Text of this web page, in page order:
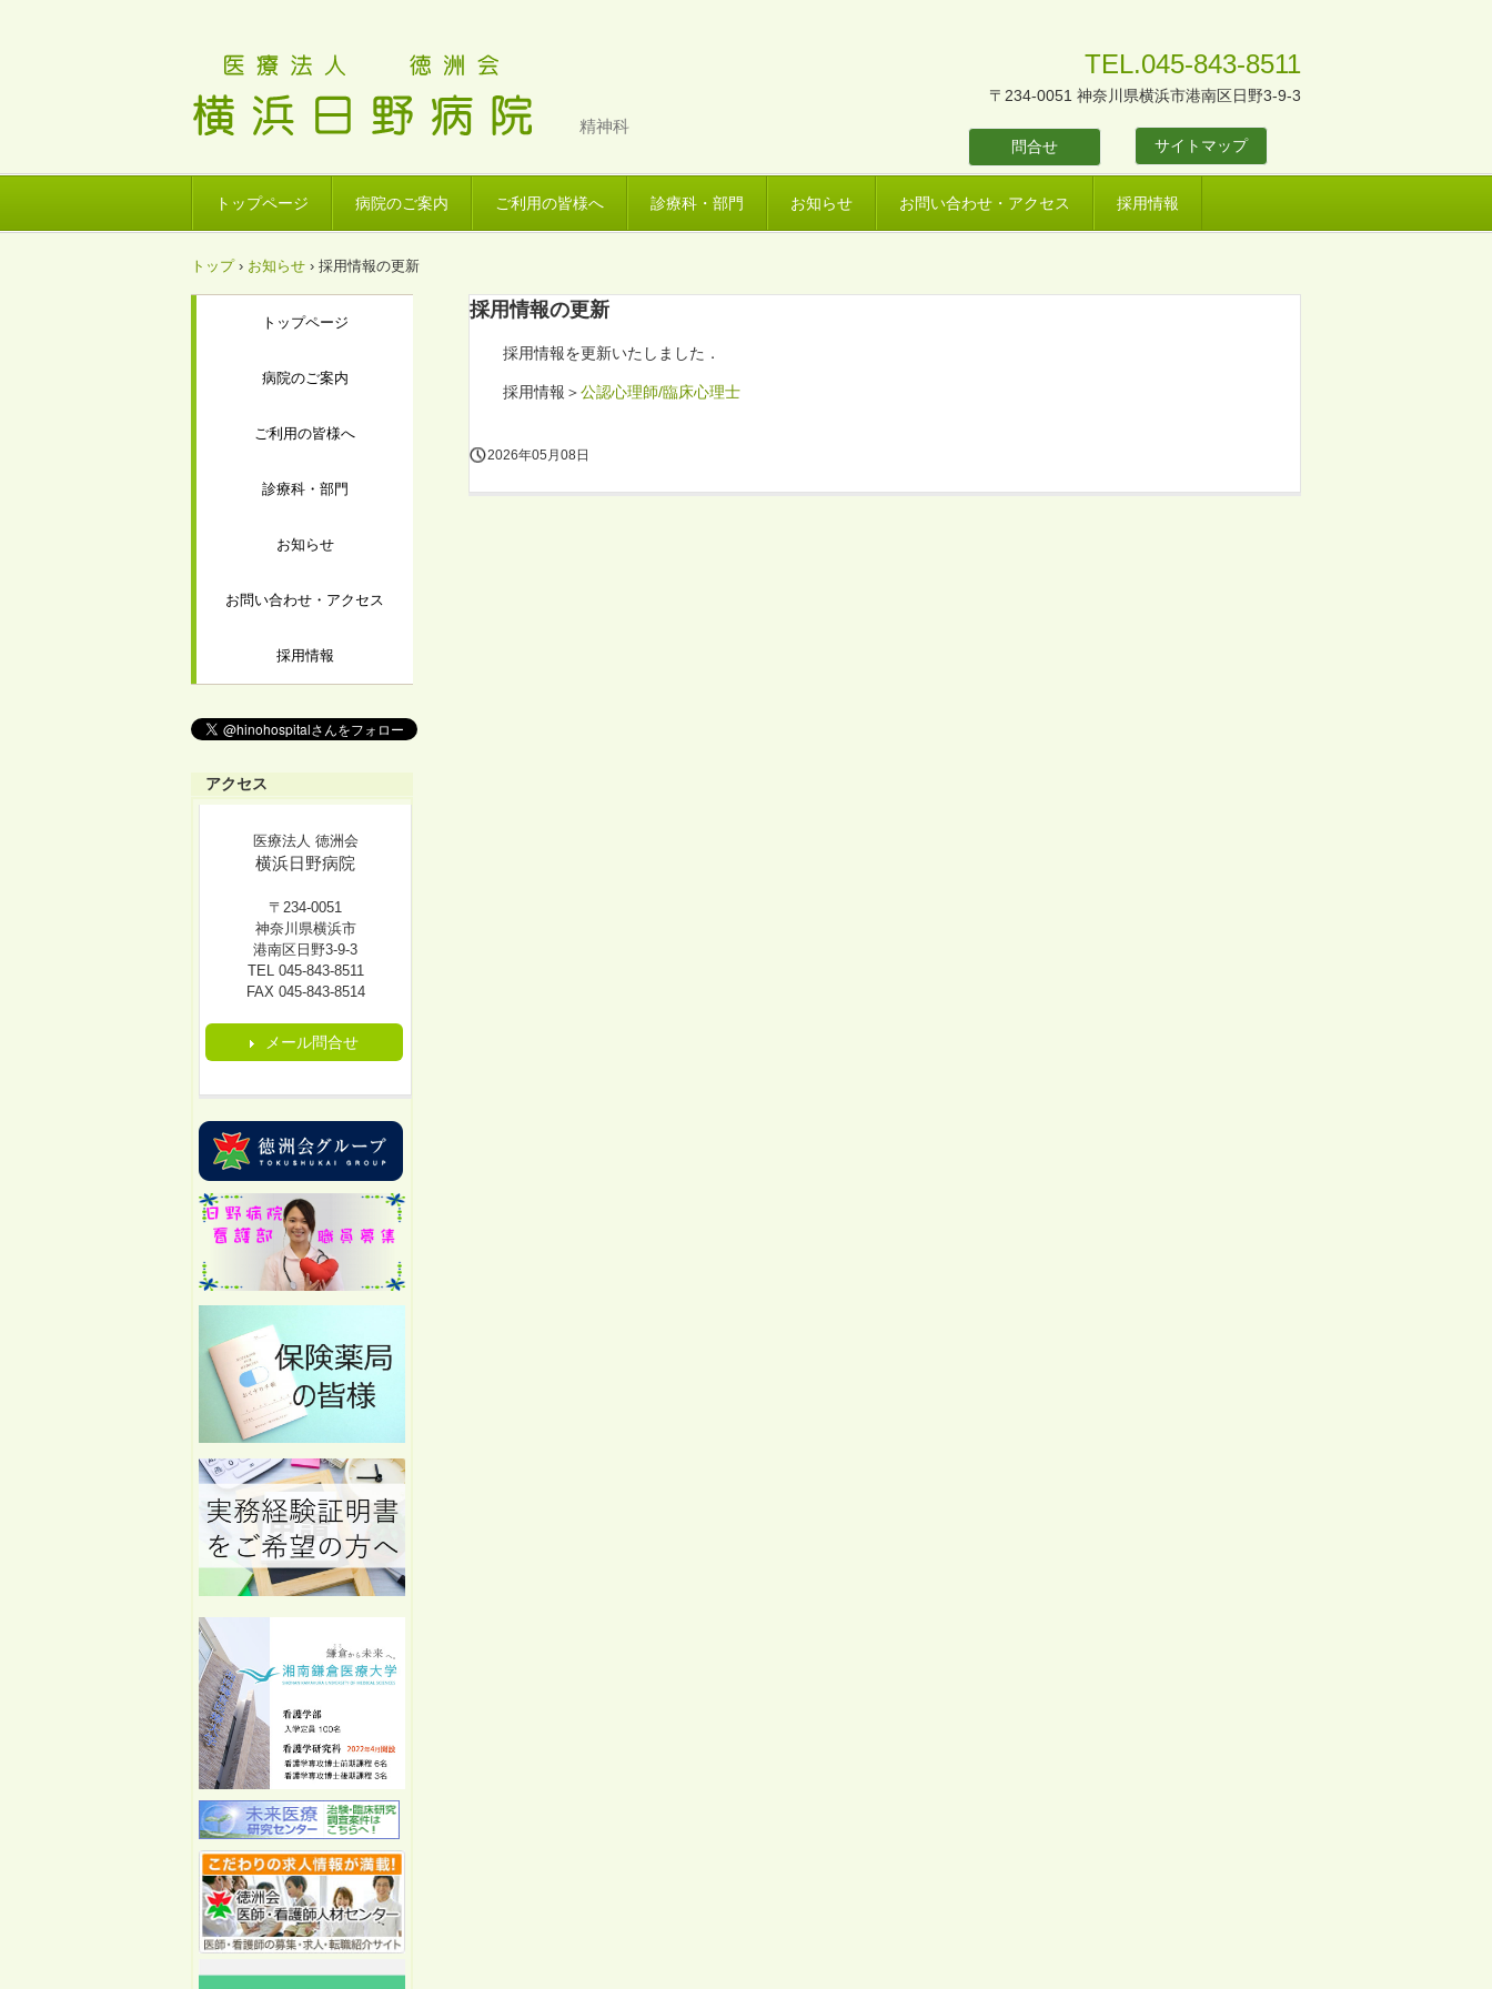
TEL.045-843-8511
〒234-0051 神奈川県横浜市港南区日野3-9-3
精神科
問合せ サイトマップ
トップページ 病院のご案内 ご利用の皆様へ 診療科・部門 お知らせ お問い合わせ・アクセス 採用情報
トップ › お知らせ › 採用情報の更新
採用情報の更新
採用情報を更新いたしました．
採用情報＞公認心理師/臨床心理士
2026年05月08日
トップページ
病院のご案内
ご利用の皆様へ
診療科・部門
お知らせ
お問い合わせ・アクセス
採用情報
アクセス
医療法人 徳洲会
横浜日野病院
〒234-0051
神奈川県横浜市
港南区日野3-9-3
TEL 045-843-8511
FAX 045-843-8514
メール問合せ